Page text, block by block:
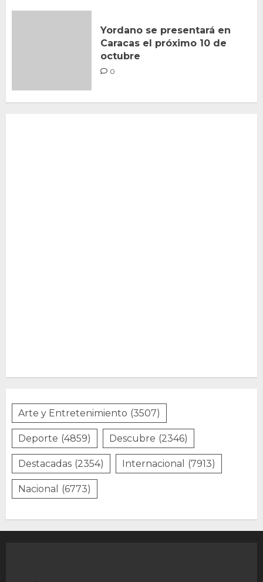
Yordano se presentará en
Caracas el próximo 10 de
octubre
0
Arte y Entretenimiento (3507)
Deporte (4859) Descubre (2346)
Destacadas (2354) Internacional (7913)
Nacional (6773)